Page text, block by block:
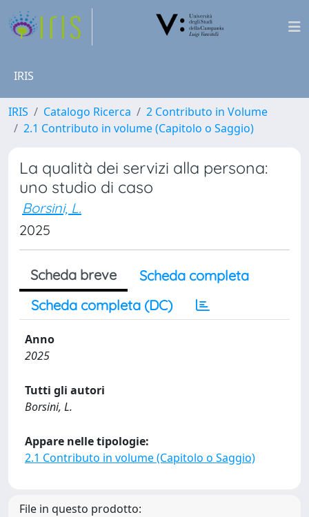
IRIS
IRIS Catalogo Ricerca
2 Contributo in Volume
2.1 Contributo in volume (Capitolo o Saggio)
La qualità dei servizi alla persona:
uno studio di caso
Borsini, L.
2025
Scheda breve
Scheda completa
Scheda completa (DC)
Anno
2025
Tutti gli autori
Borsini, L.
Appare nelle tipologie:
2.1 Contributo in volume (Capitolo o Saggio)
File in questo prodotto: